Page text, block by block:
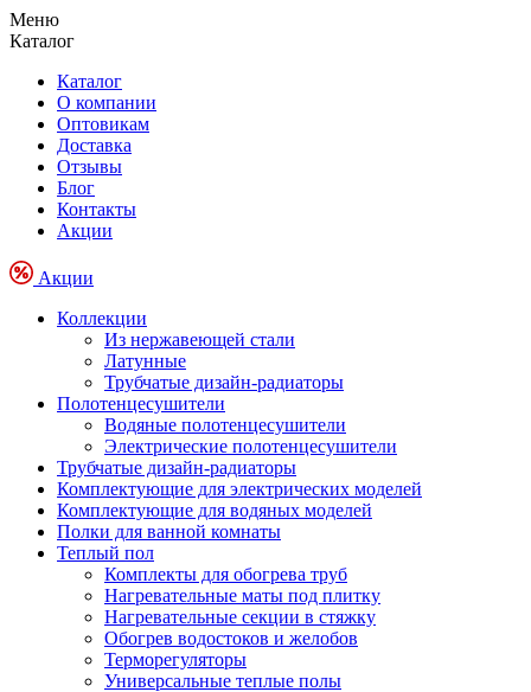
Меню
Каталог
Каталог
О компании
Оптовикам
Доставка
Отзывы
Блог
Контакты
Акции
Акции
Коллекции
Из нержавеющей стали
Латунные
Трубчатые дизайн-радиаторы
Полотенцесушители
Водяные полотенцесушители
Электрические полотенцесушители
Трубчатые дизайн-радиаторы
Комплектующие для электрических моделей
Комплектующие для водяных моделей
Полки для ванной комнаты
Теплый пол
Комплекты для обогрева труб
Нагревательные маты под плитку
Нагревательные секции в стяжку
Обогрев водостоков и желобов
Терморегуляторы
Универсальные теплые полы